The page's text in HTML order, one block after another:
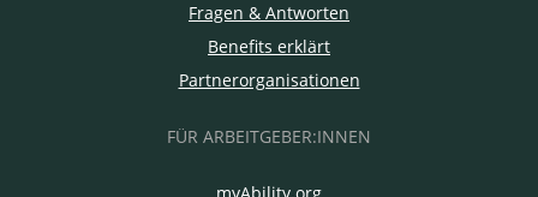
Fragen & Antworten
Benefits erklärt
Partnerorganisationen
FÜR ARBEITGEBER:INNEN